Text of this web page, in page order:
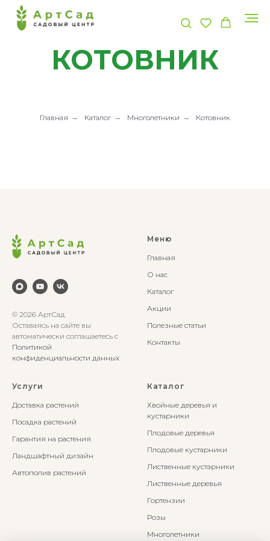
КОТОВНИК
Главная → Каталог → Многолетники → Котовник
© 2026 АртСад
Оставаясь на сайте вы
автоматически соглашаетесь с
Политикой
конфиденциальности данных
Меню
Главная
О нас
Каталог
Акции
Полезные статьи
Контакты
Услуги
Доставка растений
Посадка растений
Гарантия на растения
Ландшафтный дизайн
Автополив растений
Каталог
Хвойные деревья и
кустарники
Плодовые деревья
Плодовые кустарники
Лиственные кустарники
Лиственные деревья
Гортензии
Розы
Многолетники